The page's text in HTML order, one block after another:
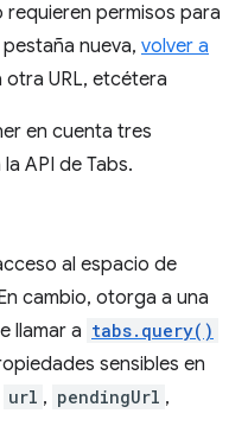
requieren permisos para
nueva, volver a
otra URL, etcétera
en cuenta tres
API de Tabs.
al espacio de
cambio, otorga a una
llamar a tabs.query()
sensibles en
url , pendingUrl ,